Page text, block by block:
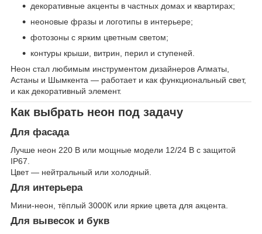
декоративные акценты в частных домах и квартирах;
неоновые фразы и логотипы в интерьере;
фотозоны с ярким цветным светом;
контуры крыши, витрин, перил и ступеней.
Неон стал любимым инструментом дизайнеров Алматы,
Астаны и Шымкента — работает и как функциональный свет,
и как декоративный элемент.
Как выбрать неон под задачу
Для фасада
Лучше неон 220 В или мощные модели 12/24 В с защитой
IP67.
Цвет — нейтральный или холодный.
Для интерьера
Мини-неон, тёплый 3000К или яркие цвета для акцента.
Для вывесок и букв